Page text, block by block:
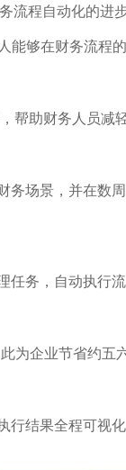
流程自动化的进
够在财务流程
助财务人员减
务场景，并在
务，自动执行
为企业节省约五
结果全程可